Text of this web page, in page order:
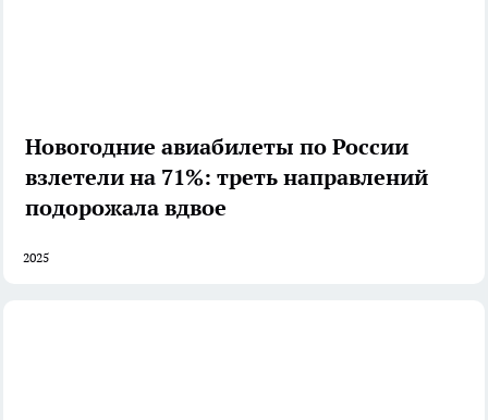
Новогодние авиабилеты по России
взлетели на 71%: треть направлений
подорожала вдвое
2025